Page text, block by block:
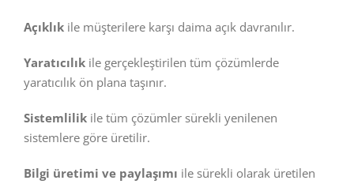
Açıklık ile müşterilere karşı daima açık davranılır.
Yaratıcılık ile gerçekleştirilen tüm çözümlerde
yaratıcılık ön plana taşınır.
Sistemlilik ile tüm çözümler sürekli yenilenen
sistemlere göre üretilir.
Bilgi üretimi ve paylaşımı ile sürekli olarak üretilen